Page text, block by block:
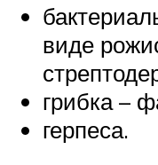
виде
грибка –
герпеса.